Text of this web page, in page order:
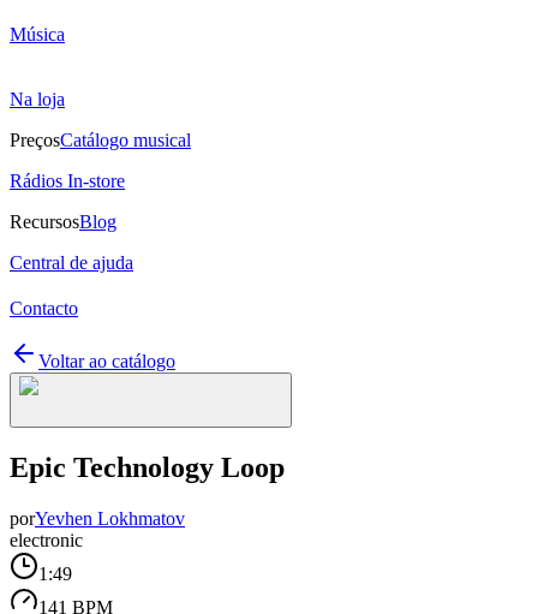
Música
Na loja
PreçosCatálogo musical
Rádios In-store
RecursosBlog
Central de ajuda
Contacto
Voltar ao catálogo
Epic Technology Loop
porYevhen Lokhmatov
electronic
1:49
141 BPM